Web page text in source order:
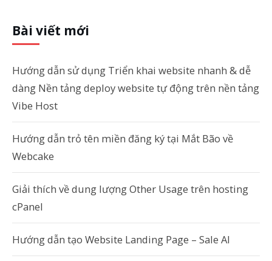
Bài viết mới
Hướng dẫn sử dụng Triển khai website nhanh & dễ
dàng Nền tảng deploy website tự động trên nền tảng
Vibe Host
Hướng dẫn trỏ tên miền đăng ký tại Mắt Bão về
Webcake
Giải thích về dung lượng Other Usage trên hosting
cPanel
Hướng dẫn tạo Website Landing Page – Sale AI